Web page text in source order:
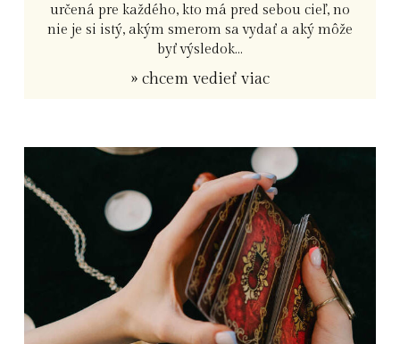
určená pre každého, kto má pred sebou cieľ, no
nie je si istý, akým smerom sa vydať a aký môže
byť výsledok...
» chcem vedieť viac